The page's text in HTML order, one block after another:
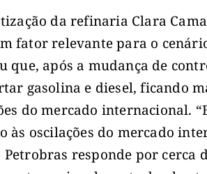
da refinaria Clara
fator relevante para o
que, após a mudança de
gasolina e diesel, ficando
do mercado internacional.
às oscilações do mercado
Petrobras responde por cerca